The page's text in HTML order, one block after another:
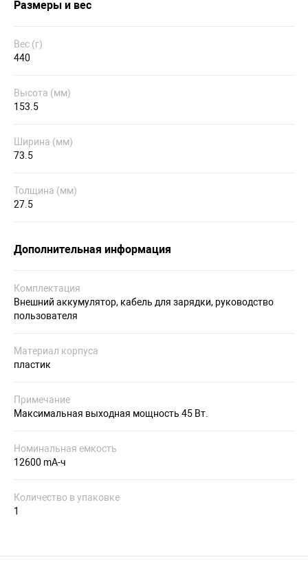
Размеры и вес
Вес (г)
440
Высота (мм)
153.5
Ширина (мм)
73.5
Толщина (мм)
27.5
Дополнительная информация
Комплектация
Внешний аккумулятор, кабель для зарядки, руководство
пользователя
Материал корпуса
пластик
Примечание
Максимальная выходная мощность 45 Вт.
Номинальная емкость
12600 mA-ч
Количество в упаковке
1